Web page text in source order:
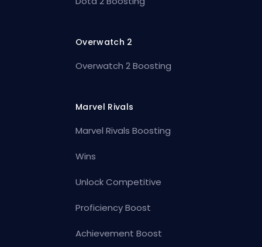
Overwatch 2
Overwatch 2 Boosting
Marvel Rivals
Marvel Rivals Boosting
Wins
Unlock Competitive
Proficiency Boost
Achievement Boost